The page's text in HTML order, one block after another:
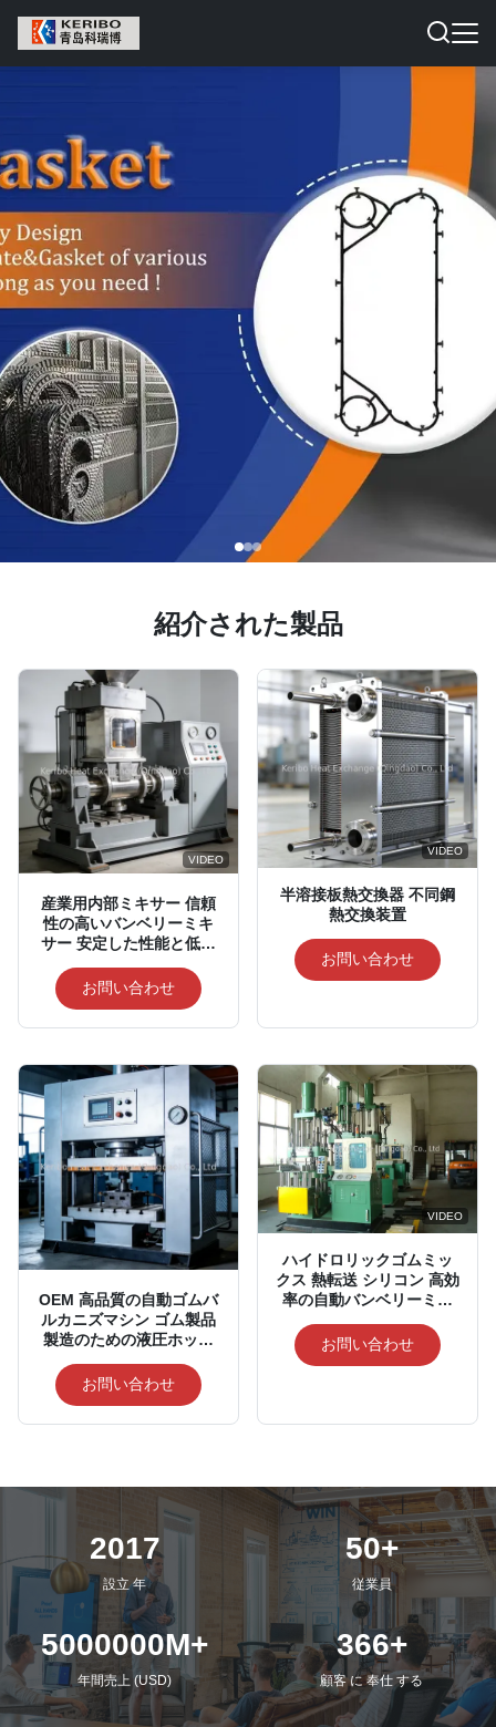
紹介された製品
VIDEO
産業用内部ミキサー 信頼
性の高いバンベリーミキ
サー 安定した性能と低エ
お問い合わせ
VIDEO
半溶接板熱交換器 不同鋼
熱交換装置
お問い合わせ
OEM 高品質の自動ゴムバ
ルカニズマシン ゴム製品
製造のための液圧ホット
お問い合わせ
VIDEO
ハイドロリックゴムミッ
クス 熱転送 シリコン 高効
率の自動バンベリーミキ
お問い合わせ
2017
設立 年
50+
従業員
5000000M+
年間売上 (USD)
366+
顧客 に 奉仕 する